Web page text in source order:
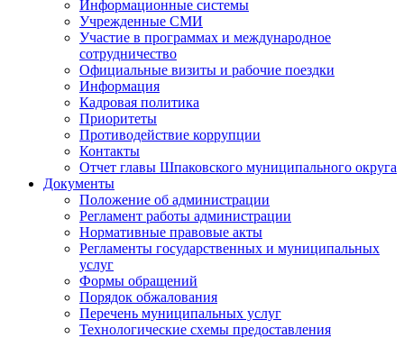
Информационные системы
Учрежденные СМИ
Участие в программах и международное
сотрудничество
Официальные визиты и рабочие поездки
Информация
Кадровая политика
Приоритеты
Противодействие коррупции
Контакты
Отчет главы Шпаковского муниципального округа
Документы
Положение об администрации
Регламент работы администрации
Нормативные правовые акты
Регламенты государственных и муниципальных
услуг
Формы обращений
Порядок обжалования
Перечень муниципальных услуг
Технологические схемы предоставления